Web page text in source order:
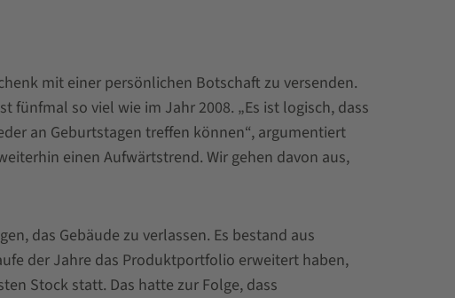
mit einer persönlichen Botschaft zu versenden.
so viel wie im Jahr 2008. „Es ist logisch, dass
an Geburtstagen treffen können“, argumentiert
einen Aufwärtstrend. Wir gehen davon aus,
das Gebäude zu verlassen. Es bestand aus
der Jahre das Produktportfolio erweitert haben,
Stock statt. Das hatte zur Folge, dass